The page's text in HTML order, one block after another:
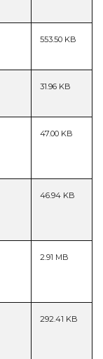
553.50 KB
31.96 KB
47.00 KB
46.94 KB
2.91 MB
292.41 KB